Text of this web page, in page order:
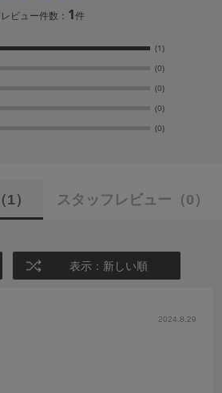
レビュー件数： 1件
(1)
(0)
(0)
(0)
(0)
（1） スタッフレビュー （0）
表示：新しい順
2024.8.29